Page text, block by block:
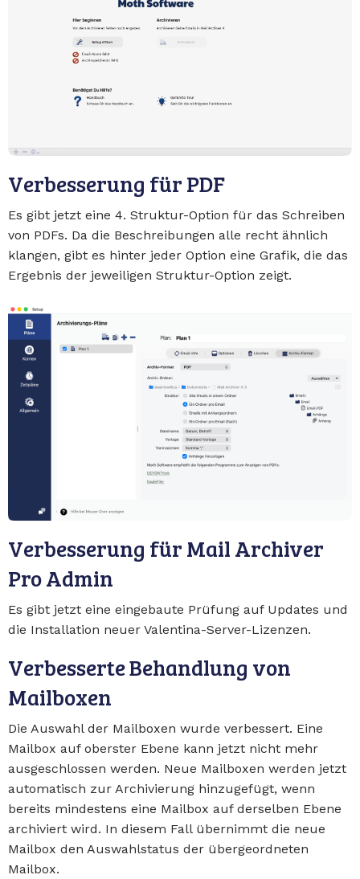
Verbesserung für PDF
Es gibt jetzt eine 4. Struktur-Option für das Schreiben
von PDFs. Da die Beschreibungen alle recht ähnlich
klangen, gibt es hinter jeder Option eine Grafik, die das
Ergebnis der jeweiligen Struktur-Option zeigt.
Verbesserung für Mail Archiver
Pro Admin
Es gibt jetzt eine eingebaute Prüfung auf Updates und
die Installation neuer Valentina-Server-Lizenzen.
Verbesserte Behandlung von
Mailboxen
Die Auswahl der Mailboxen wurde verbessert. Eine
Mailbox auf oberster Ebene kann jetzt nicht mehr
ausgeschlossen werden. Neue Mailboxen werden jetzt
automatisch zur Archivierung hinzugefügt, wenn
bereits mindestens eine Mailbox auf derselben Ebene
archiviert wird. In diesem Fall übernimmt die neue
Mailbox den Auswahlstatus der übergeordneten
Mailbox.